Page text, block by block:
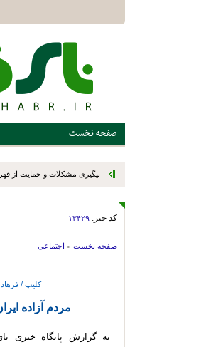
صفحه نخست
پیگیری مشکلات و حمایت از
کد خبر: ۱۳۴۲۹
صفحه نخست » اجتماعی
کلیپ / فرهاد
مردم آزاده